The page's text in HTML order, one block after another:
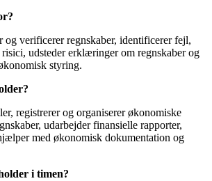
og verificerer regnskaber, identificerer fejl,
udsteder erklæringer om regnskaber og
styring.
registrerer og organiserer økonomiske
udarbejder finansielle rapporter,
med økonomisk dokumentation og
i timen?